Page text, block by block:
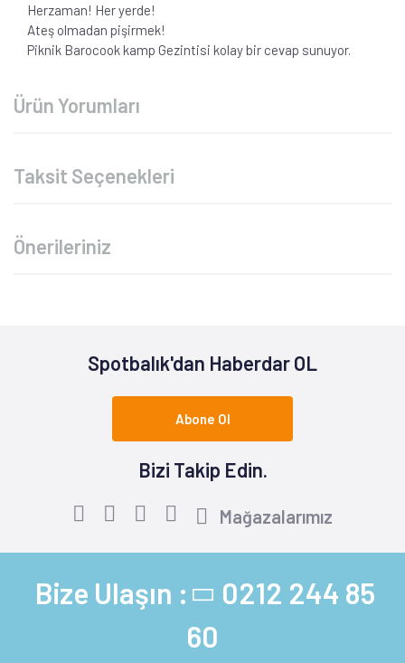
Herzaman! Her yerde!
Ateş olmadan pişirmek!
Piknik Barocook kamp Gezintisi kolay bir cevap sunuyor.
Ürün Yorumları
Taksit Seçenekleri
Önerileriniz
Spotbalık'dan Haberdar OL
Abone Ol
Bizi Takip Edin.
Mağazalarımız
Bize Ulaşın : 0212 244 85
60